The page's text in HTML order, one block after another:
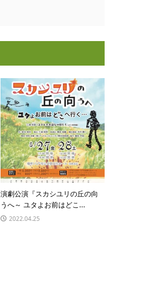
演劇公演『スカシユリの丘の向
うへ～ ユタよお前はどこ...
2022.04.25